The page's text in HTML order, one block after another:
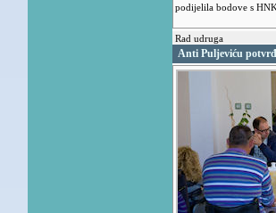
podijelila bodove s
Rad udruga
Anti Puljeviću